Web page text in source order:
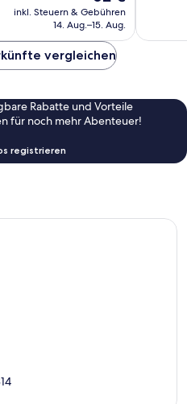
Preis
beträgt
inkl. Steuern & Gebühren
14. Aug.–15. Aug.
vergleichen
Rabatte und Vorteile
für noch mehr Abenteuer!
registrieren